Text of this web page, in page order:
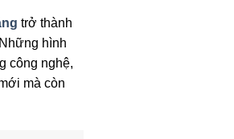
trở thành
hình
công nghệ,
mà còn